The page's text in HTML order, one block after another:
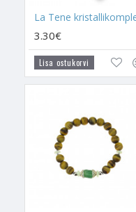
3.30€
Lisa ostukorvi